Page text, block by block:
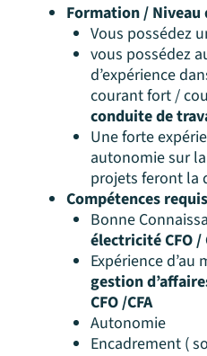
Formation / Niveau
Vous possédez
vous possédez
d’expérience
courant fort /
conduite de
Une forte
autonomie sur
projets feront la
Compétences
Bonne
électricité CFO /
Expérience d’au
gestion
CFO /CFA
Autonomie
Encadrement (